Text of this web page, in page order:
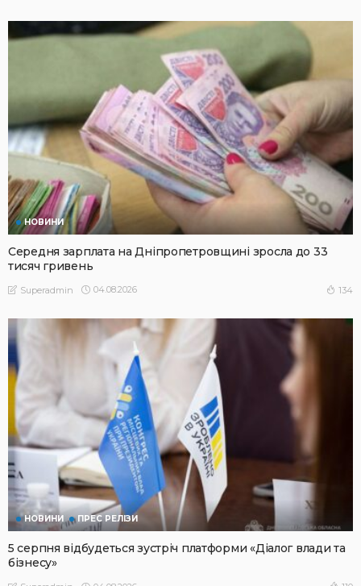
НОВИНИ
Середня зарплата на Дніпропетровщині зросла до 33
тисяч гривень
Superadmin 04.08.2026 134
НОВИНИ ПРЕС РЕЛІЗИ
5 серпня відбудеться зустріч платформи «Діалог влади та
бізнесу»